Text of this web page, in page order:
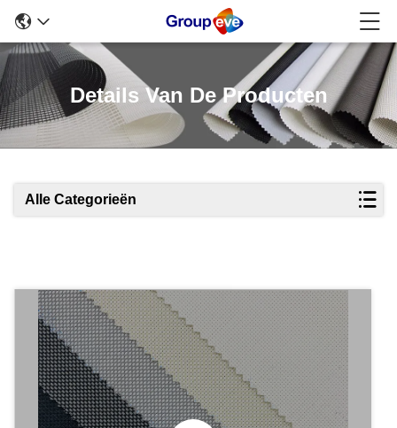
Details Van De Producten
Alle Categorieën